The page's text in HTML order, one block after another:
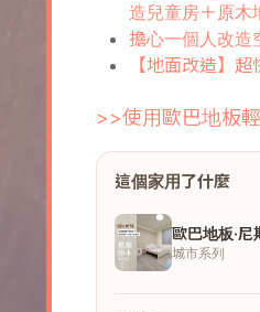
造兒童房＋原木
擔心一個人改造
【地面改造】
>>使用歐巴地板
這個家用了什麼
歐巴地板·尼
城市系列